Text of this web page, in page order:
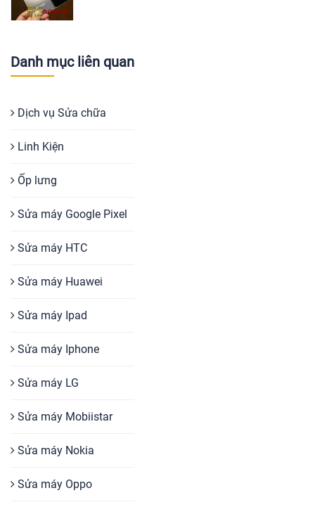
Danh mục liên quan
Dịch vụ Sửa chữa
Linh Kiện
Ốp lưng
Sửa máy Google Pixel
Sửa máy HTC
Sửa máy Huawei
Sửa máy Ipad
Sửa máy Iphone
Sửa máy LG
Sửa máy Mobiistar
Sửa máy Nokia
Sửa máy Oppo